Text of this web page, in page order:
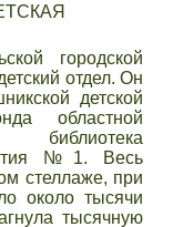
городской
отдел. Он
детской
областной
библиотека
№1. Весь
стеллаже, при
около тысячи
тысячную